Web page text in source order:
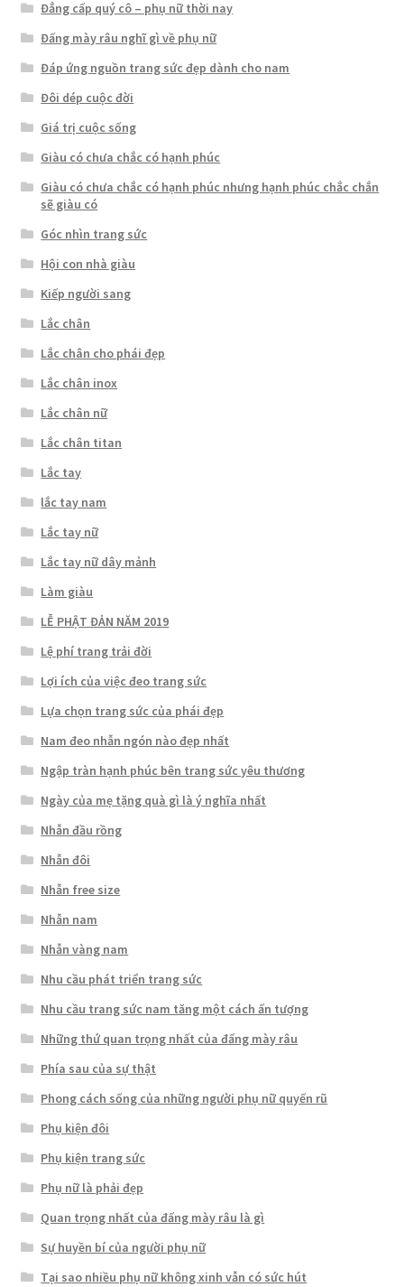
Đẳng cấp quý cô – phụ nữ thời nay
Đấng mày râu nghĩ gì về phụ nữ
Đáp ứng nguồn trang sức đẹp dành cho nam
Đôi dép cuộc đời
Giá trị cuộc sống
Giàu có chưa chắc có hạnh phúc
Giàu có chưa chắc có hạnh phúc nhưng hạnh phúc chắc chắn
sẽ giàu có
Góc nhìn trang sức
Hội con nhà giàu
Kiếp người sang
Lắc chân
Lắc chân cho phái đẹp
Lắc chân inox
Lắc chân nữ
Lắc chân titan
Lắc tay
lắc tay nam
Lắc tay nữ
Lắc tay nữ dây mảnh
Làm giàu
LỄ PHẬT ĐẢN NĂM 2019
Lệ phí trang trải đời
Lợi ích của việc đeo trang sức
Lựa chọn trang sức của phái đẹp
Nam đeo nhẫn ngón nào đẹp nhất
Ngập tràn hạnh phúc bên trang sức yêu thương
Ngày của mẹ tặng quà gì là ý nghĩa nhất
Nhẫn đầu rồng
Nhẫn đôi
Nhẫn free size
Nhẫn nam
Nhẫn vàng nam
Nhu cầu phát triển trang sức
Nhu cầu trang sức nam tăng một cách ấn tượng
Những thứ quan trọng nhất của đấng mày râu
Phía sau của sự thật
Phong cách sống của những người phụ nữ quyến rũ
Phụ kiện đôi
Phụ kiện trang sức
Phụ nữ là phải đẹp
Quan trọng nhất của đấng mày râu là gì
Sự huyền bí của người phụ nữ
Tại sao nhiều phụ nữ không xinh vẫn có sức hút